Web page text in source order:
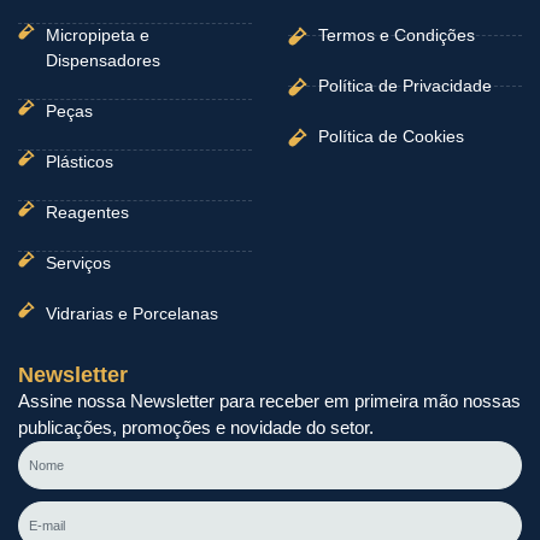
Micropipeta e
Dispensadores
Peças
Plásticos
Reagentes
Serviços
Vidrarias e Porcelanas
Termos e Condições
Política de Privacidade
Política de Cookies
Newsletter
Assine nossa Newsletter para receber em primeira mão nossas
publicações, promoções e novidade do setor.
Nome
E-